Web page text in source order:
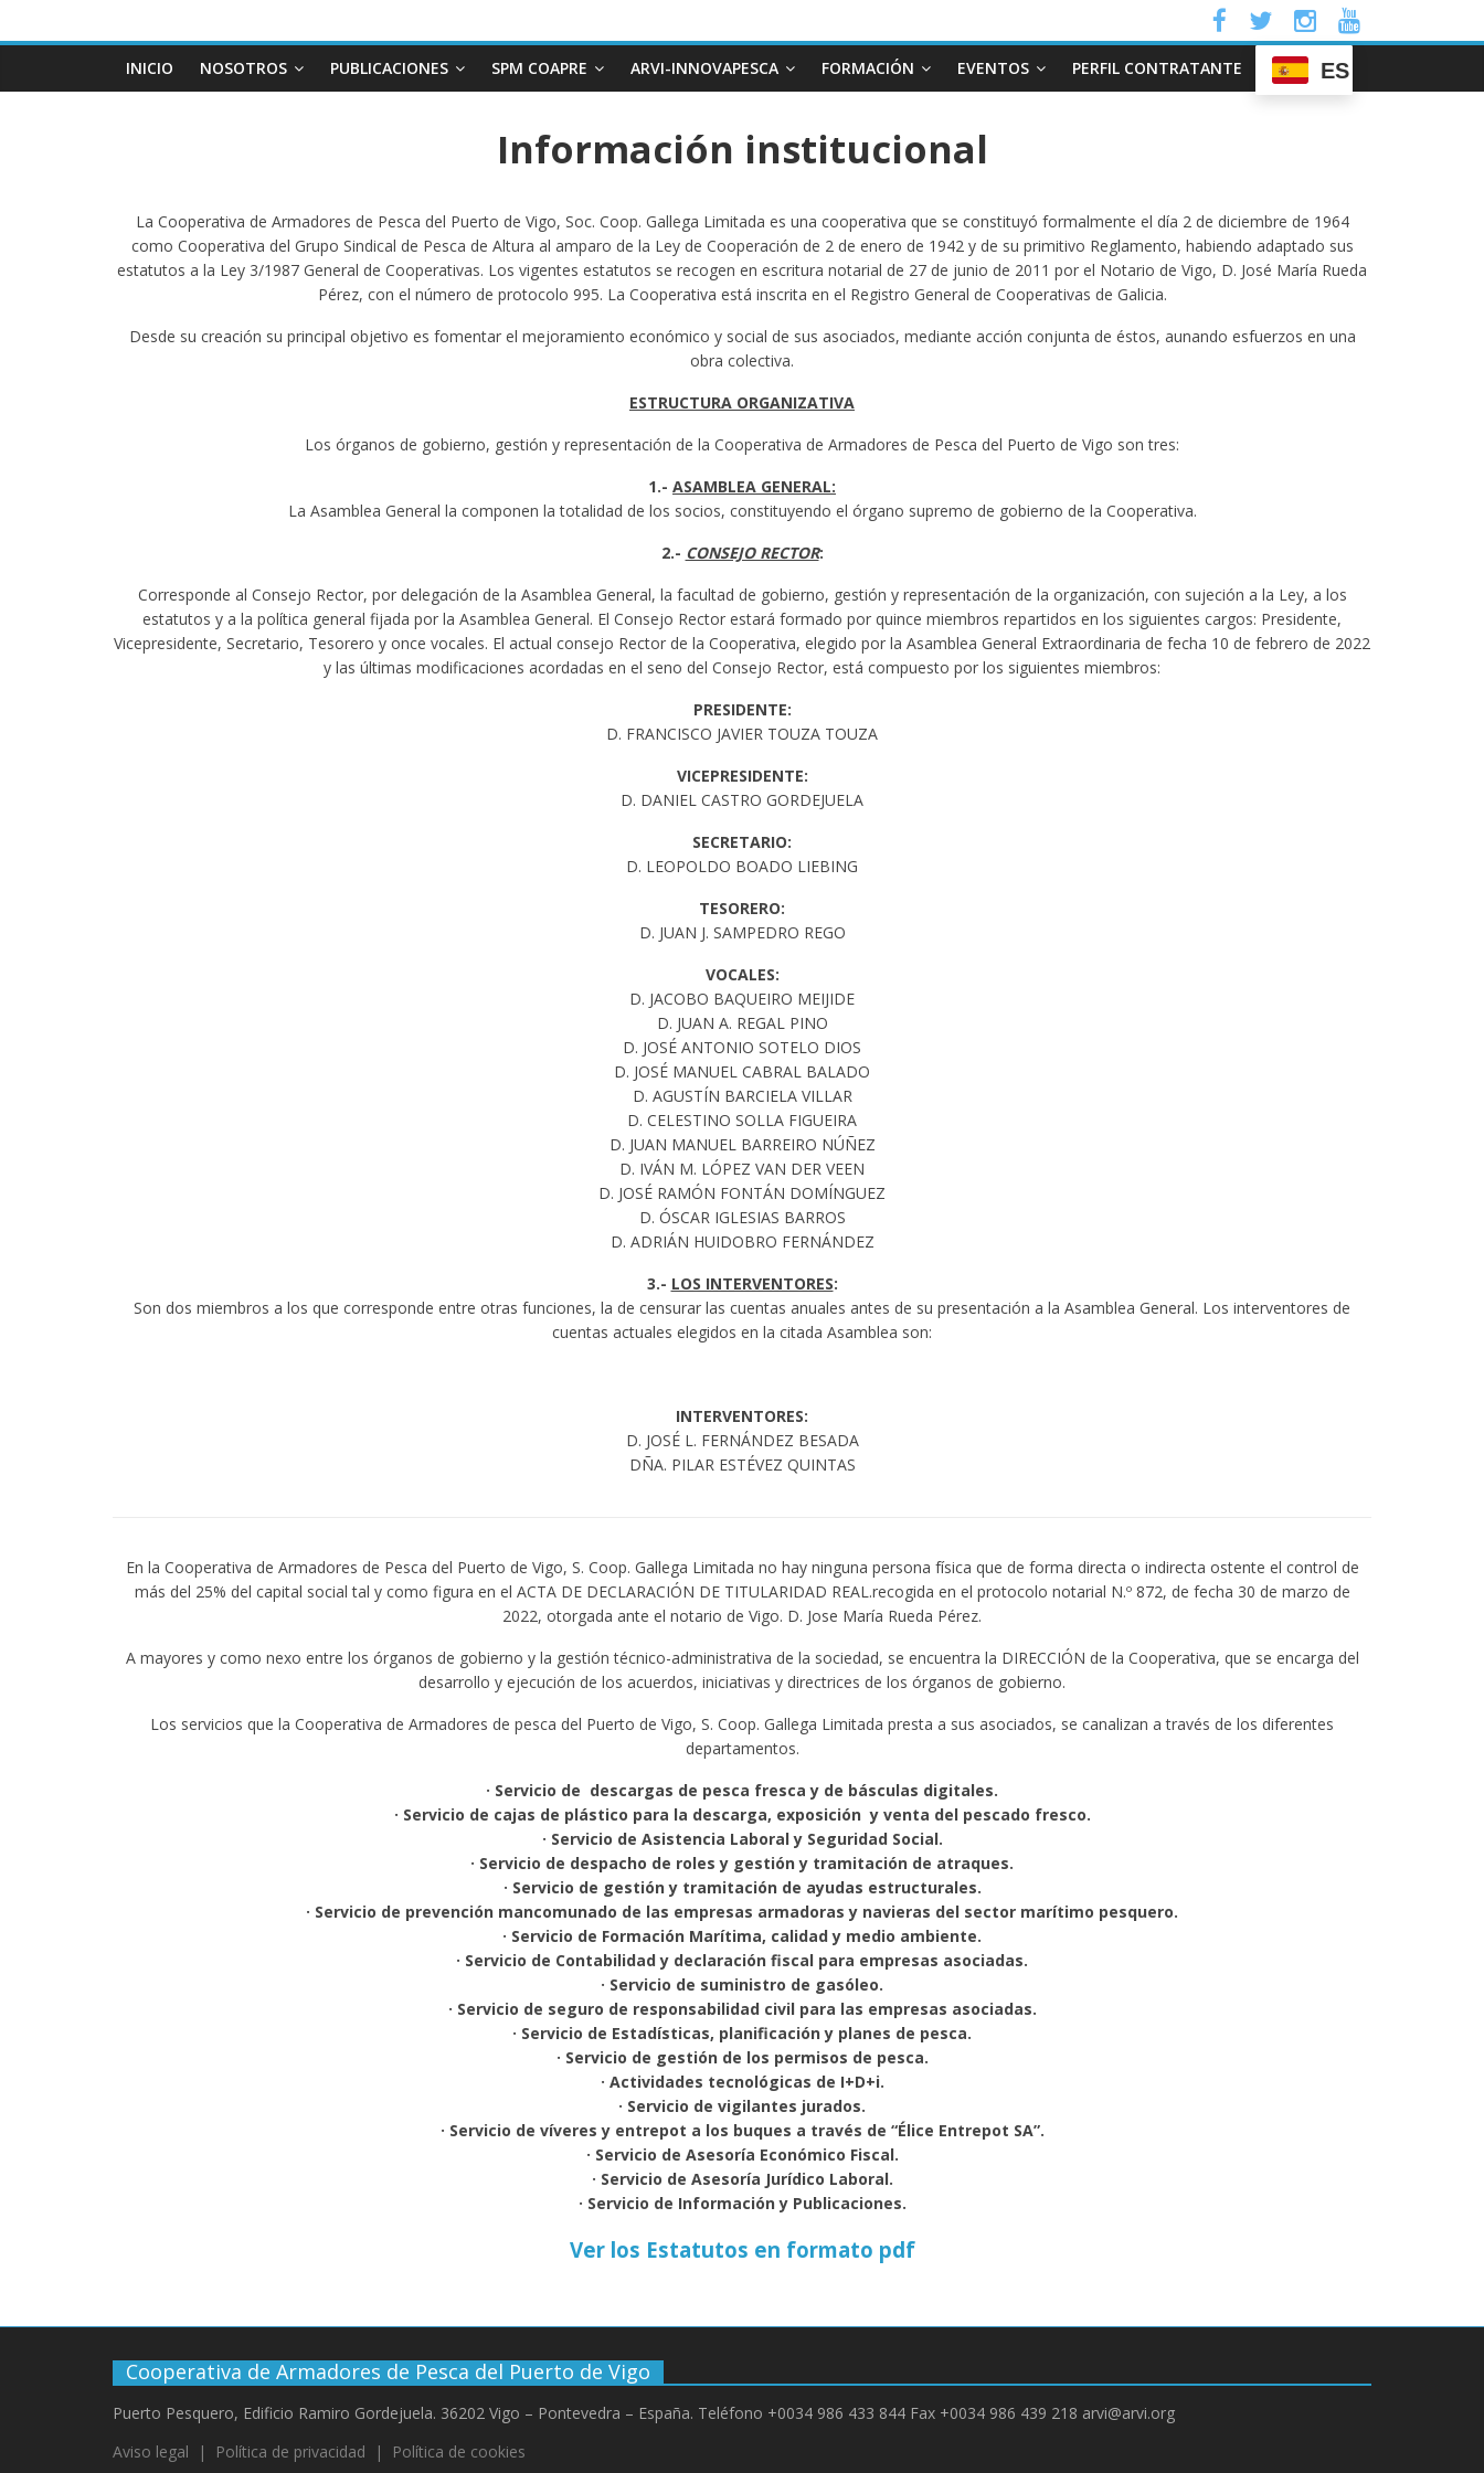
INICIO NOSOTROS PUBLICACIONES SPM COAPRE ARVI-INNOVAPESCA FORMACIÓN EVENTOS PERFIL CONTRATANTE ES
Información institucional
La Cooperativa de Armadores de Pesca del Puerto de Vigo, Soc. Coop. Gallega Limitada es una cooperativa que se constituyó formalmente el día 2 de diciembre de 1964
como Cooperativa del Grupo Sindical de Pesca de Altura al amparo de la Ley de Cooperación de 2 de enero de 1942 y de su primitivo Reglamento, habiendo adaptado sus
estatutos a la Ley 3/1987 General de Cooperativas. Los vigentes estatutos se recogen en escritura notarial de 27 de junio de 2011 por el Notario de Vigo, D. José María Rueda
Pérez, con el número de protocolo 995. La Cooperativa está inscrita en el Registro General de Cooperativas de Galicia.
Desde su creación su principal objetivo es fomentar el mejoramiento económico y social de sus asociados, mediante acción conjunta de éstos, aunando esfuerzos en una
obra colectiva.
ESTRUCTURA ORGANIZATIVA
Los órganos de gobierno, gestión y representación de la Cooperativa de Armadores de Pesca del Puerto de Vigo son tres:
1.- ASAMBLEA GENERAL:
La Asamblea General la componen la totalidad de los socios, constituyendo el órgano supremo de gobierno de la Cooperativa.
2.- CONSEJO RECTOR:
Corresponde al Consejo Rector, por delegación de la Asamblea General, la facultad de gobierno, gestión y representación de la organización, con sujeción a la Ley, a los
estatutos y a la política general fijada por la Asamblea General. El Consejo Rector estará formado por quince miembros repartidos en los siguientes cargos: Presidente,
Vicepresidente, Secretario, Tesorero y once vocales. El actual consejo Rector de la Cooperativa, elegido por la Asamblea General Extraordinaria de fecha 10 de febrero de 2022
y las últimas modificaciones acordadas en el seno del Consejo Rector, está compuesto por los siguientes miembros:
PRESIDENTE:
D. FRANCISCO JAVIER TOUZA TOUZA
VICEPRESIDENTE:
D. DANIEL CASTRO GORDEJUELA
SECRETARIO:
D. LEOPOLDO BOADO LIEBING
TESORERO:
D. JUAN J. SAMPEDRO REGO
VOCALES:
D. JACOBO BAQUEIRO MEIJIDE
D. JUAN A. REGAL PINO
D. JOSÉ ANTONIO SOTELO DIOS
D. JOSÉ MANUEL CABRAL BALADO
D. AGUSTÍN BARCIELA VILLAR
D. CELESTINO SOLLA FIGUEIRA
D. JUAN MANUEL BARREIRO NÚÑEZ
D. IVÁN M. LÓPEZ VAN DER VEEN
D. JOSÉ RAMÓN FONTÁN DOMÍNGUEZ
D. ÓSCAR IGLESIAS BARROS
D. ADRIÁN HUIDOBRO FERNÁNDEZ
3.- LOS INTERVENTORES:
Son dos miembros a los que corresponde entre otras funciones, la de censurar las cuentas anuales antes de su presentación a la Asamblea General. Los interventores de
cuentas actuales elegidos en la citada Asamblea son:
INTERVENTORES:
D. JOSÉ L. FERNÁNDEZ BESADA
DÑA. PILAR ESTÉVEZ QUINTAS
En la Cooperativa de Armadores de Pesca del Puerto de Vigo, S. Coop. Gallega Limitada no hay ninguna persona física que de forma directa o indirecta ostente el control de
más del 25% del capital social tal y como figura en el ACTA DE DECLARACIÓN DE TITULARIDAD REAL.recogida en el protocolo notarial N.º 872, de fecha 30 de marzo de
2022, otorgada ante el notario de Vigo. D. Jose María Rueda Pérez.
A mayores y como nexo entre los órganos de gobierno y la gestión técnico-administrativa de la sociedad, se encuentra la DIRECCIÓN de la Cooperativa, que se encarga del
desarrollo y ejecución de los acuerdos, iniciativas y directrices de los órganos de gobierno.
Los servicios que la Cooperativa de Armadores de pesca del Puerto de Vigo, S. Coop. Gallega Limitada presta a sus asociados, se canalizan a través de los diferentes
departamentos.
· Servicio de descargas de pesca fresca y de básculas digitales.
· Servicio de cajas de plástico para la descarga, exposición y venta del pescado fresco.
· Servicio de Asistencia Laboral y Seguridad Social.
· Servicio de despacho de roles y gestión y tramitación de atraques.
· Servicio de gestión y tramitación de ayudas estructurales.
· Servicio de prevención mancomunado de las empresas armadoras y navieras del sector marítimo pesquero.
· Servicio de Formación Marítima, calidad y medio ambiente.
· Servicio de Contabilidad y declaración fiscal para empresas asociadas.
· Servicio de suministro de gasóleo.
· Servicio de seguro de responsabilidad civil para las empresas asociadas.
· Servicio de Estadísticas, planificación y planes de pesca.
· Servicio de gestión de los permisos de pesca.
· Actividades tecnológicas de I+D+i.
· Servicio de vigilantes jurados.
· Servicio de víveres y entrepot a los buques a través de “Élice Entrepot SA”.
· Servicio de Asesoría Económico Fiscal.
· Servicio de Asesoría Jurídico Laboral.
· Servicio de Información y Publicaciones.
Ver los Estatutos en formato pdf
Cooperativa de Armadores de Pesca del Puerto de Vigo
Puerto Pesquero, Edificio Ramiro Gordejuela. 36202 Vigo – Pontevedra – España. Teléfono +0034 986 433 844 Fax +0034 986 439 218 arvi@arvi.org
Aviso legal | Política de privacidad | Política de cookies